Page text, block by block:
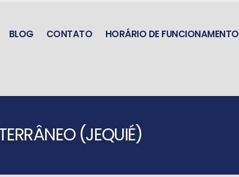
BLOG CONTATO HORÁRIO DE FUNCIONAMENTO
(JEQUIÉ)